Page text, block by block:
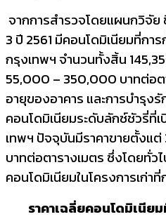
จากการสำรวจโดยแผนกวิจั
3 ปี 2561 มีคอนโดมิเนียมที่กา
กรุงเทพฯ จำนวนทั้งสิ้น 145,
55,000 – 350,000 บาทต่อต
อายุของอาคาร และการบำรุง
คอนโดมิเนียมระดับลักซ์ชัวรี่ที่
เทพฯ ปัจจุบันมีราคาขายตั้งแ
บาทต่อตารางเมตร ซึ่งโดยทั่ว
คอนโดมิเนียมในโครงการเก่าที่
ราคาเฉลี่ยคอนโดมิเนีย